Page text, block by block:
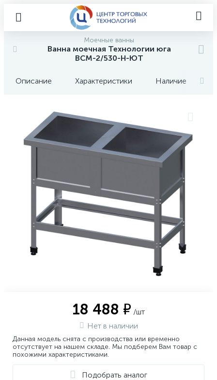
Моечные ванны
Ванна моечная Технологии юга
ВСМ-2/530-Н-ЮТ
Описание Характеристики Наличие
18 488 ₽ /шт
Нет в наличии
Данная модель снята с производства или временно
отсутствует на нашем складе. Мы подберем Вам товар с
похожими характеристиками.
Подобрать аналог